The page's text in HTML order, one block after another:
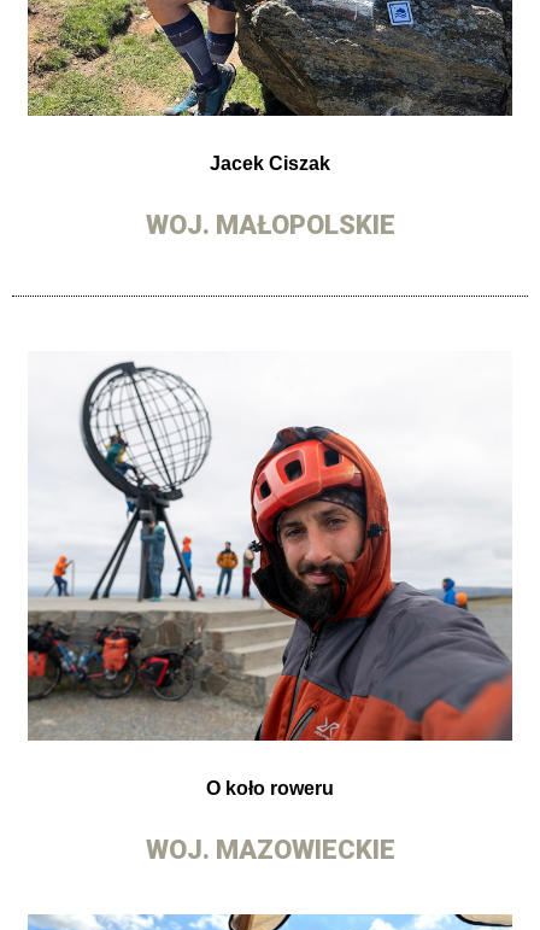
Jacek Ciszak
WOJ. MAŁOPOLSKIE
O koło roweru
WOJ. MAZOWIECKIE